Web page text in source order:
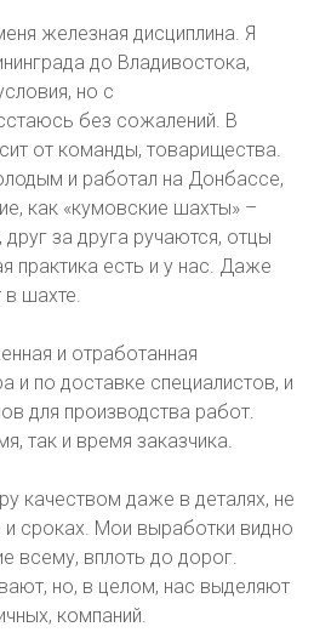
железная дисциплина. Я
до Владивостока,
но с
без сожалений. В
от команды, товарищества.
и работал на Донбассе,
как «кумовские шахты» –
за друга ручаются, отцы
практика есть и у нас. Даже
шахте.
и отработанная
и по доставке специалистов, и
для производства работ.
так и время заказчика.
качеством даже в деталях, не
сроках. Мои выработки видно
всему, вплоть до дорог.
но, в целом, нас выделяют
компаний.